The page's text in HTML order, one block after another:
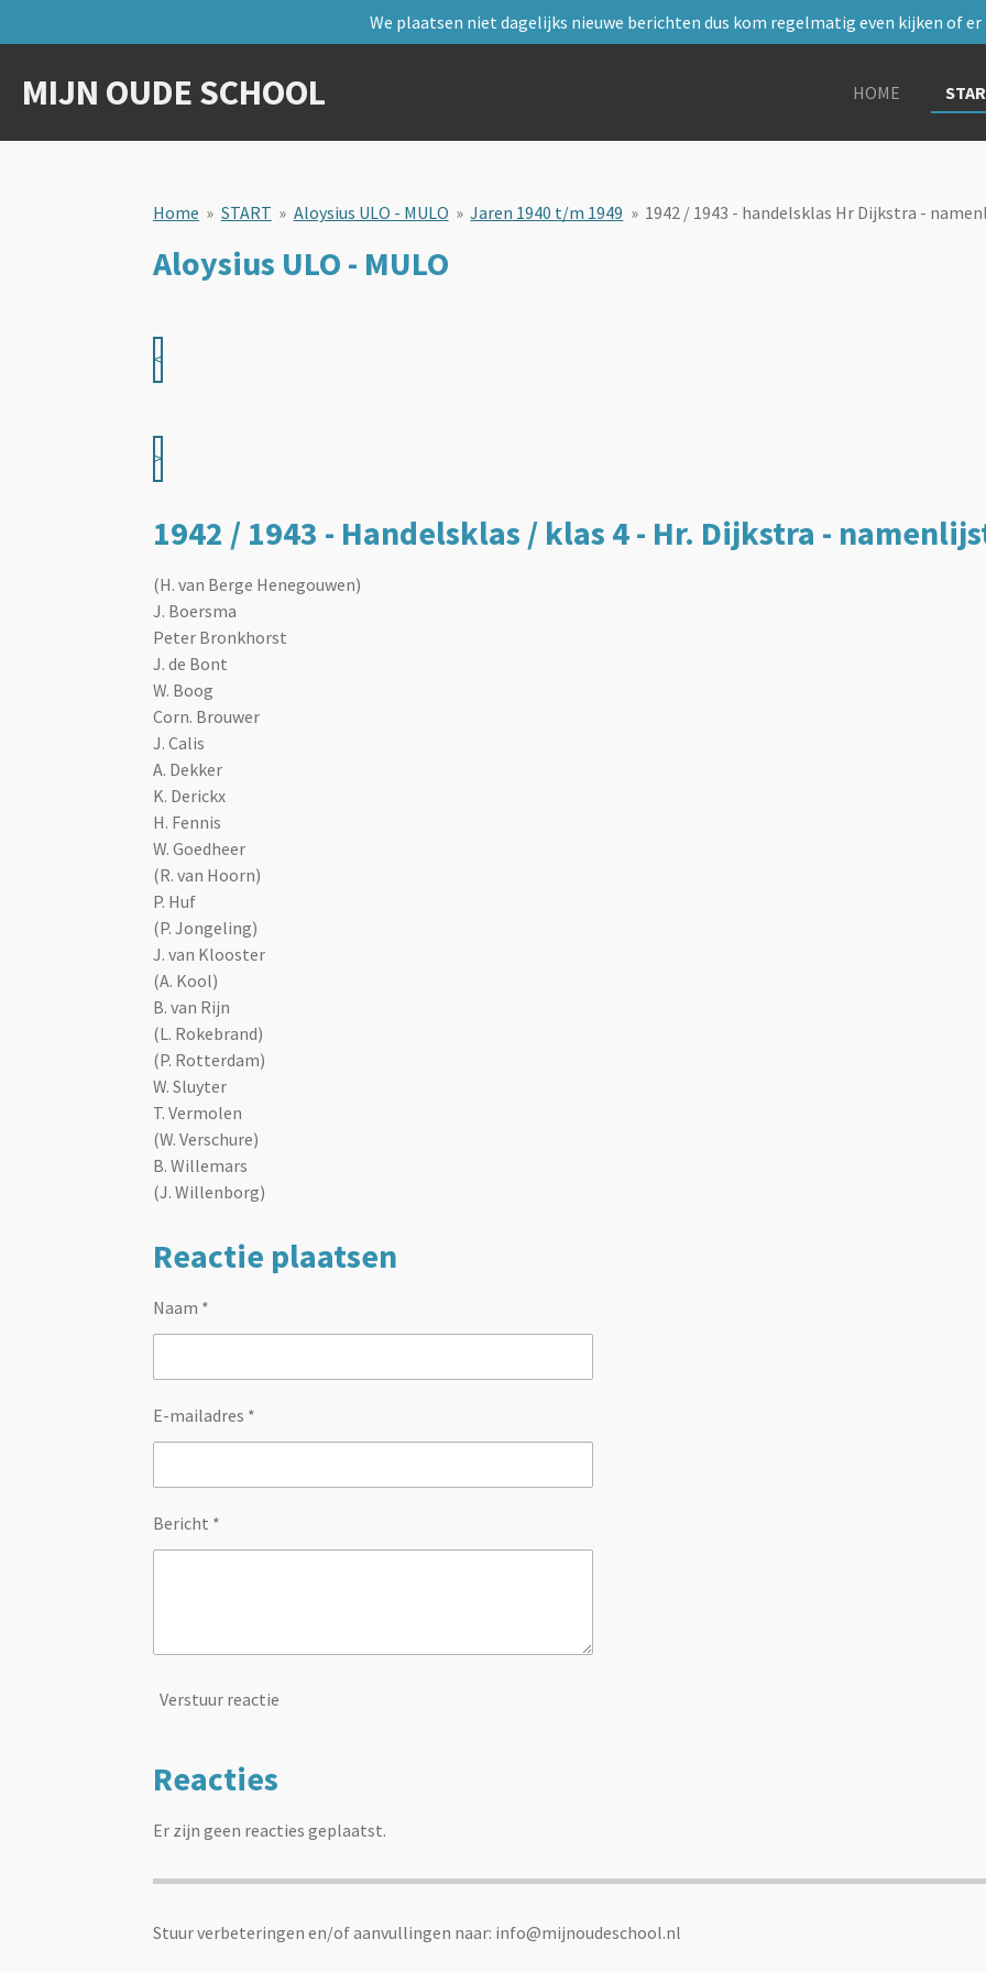
direct
de
We plaatsen niet dagelijks nieuwe berichten dus kom regelmatig even kijken of er
MIJN OUDE SCHOOL HOME
Home » START » Aloysius ULO - MULO » Jaren 1940 t/m 1949 » 1942 / 1943 - handelsklas Hr Dijkstra -
Aloysius ULO - MULO
<
>
1942 / 1943 - Handelsklas / klas 4 - Hr. Dijkstra -
(H. van Berge Henegouwen)
J. Boersma
Peter Bronkhorst
J. de Bont
W. Boog
Corn. Brouwer
J. Calis
A. Dekker
K. Derickx
H. Fennis
W. Goedheer
(R. van Hoorn)
P. Huf
(P. Jongeling)
J. van Klooster
(A. Kool)
B. van Rijn
(L. Rokebrand)
(P. Rotterdam)
W. Sluyter
T. Vermolen
(W. Verschure)
B. Willemars
(J. Willenborg)
Reactie plaatsen
Naam *
E-mailadres *
Bericht *
Verstuur reactie
Reacties
Er zijn geen reacties geplaatst.
Stuur verbeteringen en/of aanvullingen naar: info@mijnoudeschool.nl